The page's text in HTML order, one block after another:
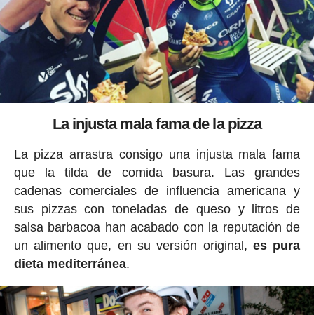
La injusta mala fama de la pizza
La pizza arrastra consigo una injusta mala fama
que la tilda de comida basura. Las grandes
cadenas comerciales de influencia americana y
sus pizzas con toneladas de queso y litros de
salsa barbacoa han acabado con la reputación de
un alimento que, en su versión original, es pura
dieta mediterránea.